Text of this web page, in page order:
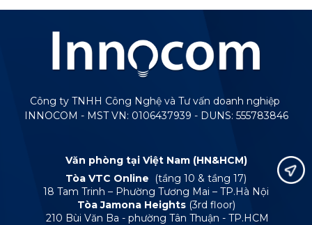
Công ty TNHH Công Nghệ và Tư vấn doanh nghiệp
INNOCOM - MST VN: 0106437939 - DUNS: 555783846
Văn phòng tại Việt Nam (HN&HCM)
Tòa VTC Online
(tầng 10 & tầng 17)
18 Tam Trinh – Phường Tương Mai – TP.Hà Nội
Tòa Jamona Heights (3rd floor)
210 Bùi Văn Ba - phường Tân Thuận - TP.HCM